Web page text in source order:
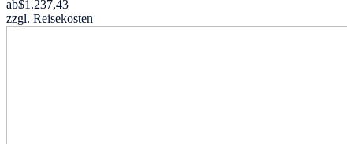
ab$1.237,43
zzgl. Reisekosten